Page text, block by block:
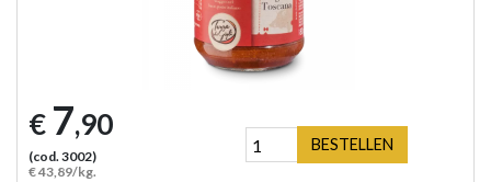
€ 7,90
(cod. 3002)
€ 43,89/kg.
BESTELLEN